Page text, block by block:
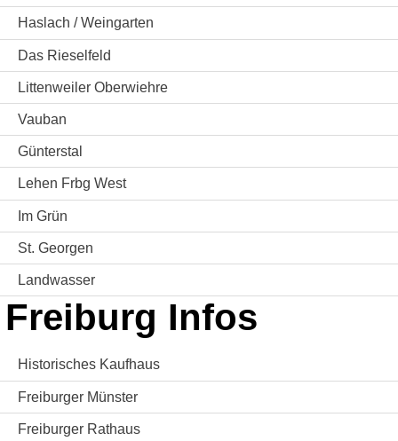
Haslach / Weingarten
Das Rieselfeld
Littenweiler Oberwiehre
Vauban
Günterstal
Lehen Frbg West
Im Grün
St. Georgen
Landwasser
Freiburg Infos
Historisches Kaufhaus
Freiburger Münster
Freiburger Rathaus